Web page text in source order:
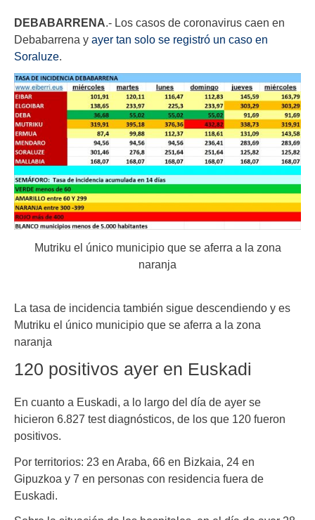
DEBABARRENA .- Los casos de coronavirus caen en
Debabarrena y ayer tan solo se registró un caso en
Soraluze
Mutriku el único municipio que se aferra a la zona
naranja
La tasa de incidencia también sigue descendiendo y es
Mutriku el único municipio que se aferra a la zona
naranja
120 positivos ayer en Euskadi
En cuanto a Euskadi, a lo largo del día de ayer se
hicieron 6.827 test diagnósticos, de los que 120 fueron
positivos.
Por territorios: 23 en Araba, 66 en Bizkaia, 24 en
Gipuzkoa y 7 en personas con residencia fuera de
Euskadi.